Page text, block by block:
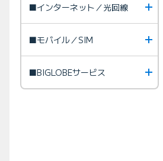
■インターネット／光回線
■モバイル／SIM
■BIGLOBEサービス